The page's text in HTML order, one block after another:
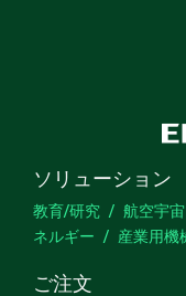
ソリューション
教育/研究 航空宇
ネルギー
産業用機
ご注文